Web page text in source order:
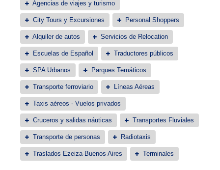
Agencias de viajes y turismo
City Tours y Excursiones Personal Shoppers
Alquiler de autos Servicios de Relocation
Escuelas de Español Traductores públicos
SPA Urbanos Parques Temáticos
Transporte ferroviario Líneas Aéreas
Taxis aéreos - Vuelos privados
Cruceros y salidas náuticas Transportes Fluviales
Transporte de personas Radiotaxis
Traslados Ezeiza-Buenos Aires Terminales